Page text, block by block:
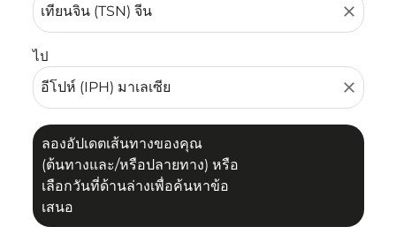
close
ไป
close
ลองอัปเดตเส้นทางของคุณ
(ต้นทางและ/หรือปลายทาง) หรือ
เลือกวันที่ด้านล่างเพื่อค้นหาข้อ
เสนอ